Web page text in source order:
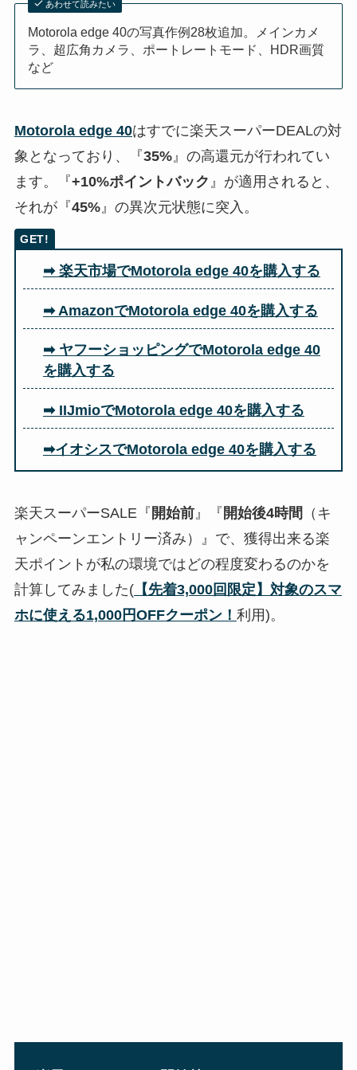
あわせて読みたい
Motorola edge 40の写真作例28枚追加。メインカメ
ラ、超広角カメラ、ポートレートモード、HDR画質
など
Motorola edge 40はすでに楽天スーパーDEALの対
象となっており、『35%』の高還元が行われてい
ます。『+10%ポイントバック 』が適用されると、
それが『45%』の異次元状態に突入。
➡ 楽天市場でMotorola edge 40を購入する
➡ AmazonでMotorola edge 40を購入する
➡ ヤフーショッピングでMotorola edge 40
を購入する
➡ IIJmioでMotorola edge 40を購入する
➡イオシスでMotorola edge 40を購入する
楽天スーパーSALE『 開始前』『 開始後4時間 （キ
ャンペーンエントリー済み）』で、獲得出来る楽
天ポイントが私の環境ではどの程度変わるのかを
計算してみました(【先着3,000回限定】対象のスマ
ホに使える1,000円OFFクーポン！ 利用)。